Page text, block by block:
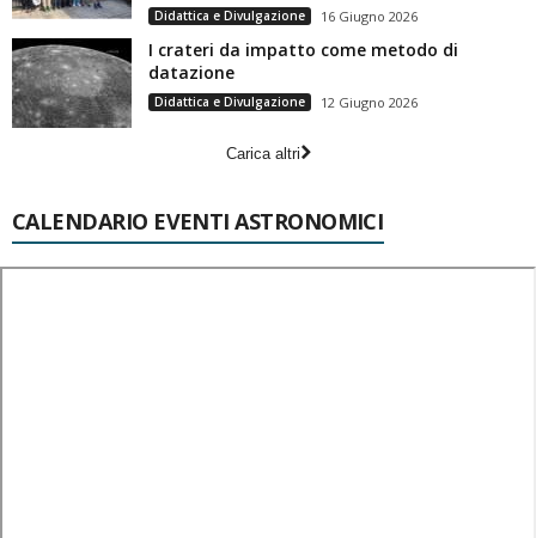
Didattica e Divulgazione 16 Giugno 2026
I crateri da impatto come metodo di
datazione
Didattica e Divulgazione 12 Giugno 2026
Carica altri
CALENDARIO EVENTI ASTRONOMICI